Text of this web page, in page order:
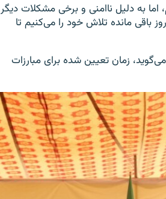
اما به دلیل ناامنی و برخی مشکلات دیگر
باقی مانده تلاش خود را می‌کنیم تا
زمان تعیین شده برای مبارزات